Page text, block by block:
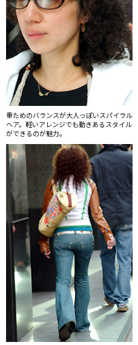
重ためのバランスが大人っぽいスパイラル
ヘア。軽いアレンジでも動きあるスタイル
ができるのが魅力。